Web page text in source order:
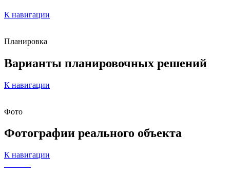
К навигации
Планировка
Варианты планировочных решений
К навигации
Фото
Фотографии реального объекта
К навигации